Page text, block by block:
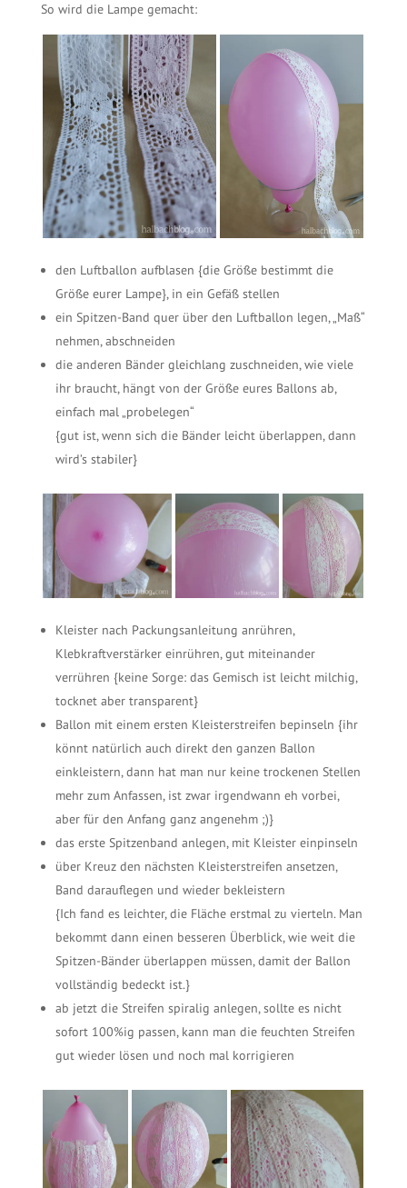
So wird die Lampe gemacht:
den Luftballon aufblasen {die Größe bestimmt die
Größe eurer Lampe}, in ein Gefäß stellen
ein Spitzen-Band quer über den Luftballon legen, „Maß“
nehmen, abschneiden
die anderen Bänder gleichlang zuschneiden, wie viele
ihr braucht, hängt von der Größe eures Ballons ab,
einfach mal „probelegen“
{gut ist, wenn sich die Bänder leicht überlappen, dann
wird’s stabiler}
Kleister nach Packungsanleitung anrühren,
Klebkraftverstärker einrühren, gut miteinander
verrühren {keine Sorge: das Gemisch ist leicht milchig,
tocknet aber transparent}
Ballon mit einem ersten Kleisterstreifen bepinseln {ihr
könnt natürlich auch direkt den ganzen Ballon
einkleistern, dann hat man nur keine trockenen Stellen
mehr zum Anfassen, ist zwar irgendwann eh vorbei,
aber für den Anfang ganz angenehm ;)}
das erste Spitzenband anlegen, mit Kleister einpinseln
über Kreuz den nächsten Kleisterstreifen ansetzen,
Band darauflegen und wieder bekleistern
{Ich fand es leichter, die Fläche erstmal zu vierteln. Man
bekommt dann einen besseren Überblick, wie weit die
Spitzen-Bänder überlappen müssen, damit der Ballon
vollständig bedeckt ist.}
ab jetzt die Streifen spiralig anlegen, sollte es nicht
sofort 100%ig passen, kann man die feuchten Streifen
gut wieder lösen und noch mal korrigieren